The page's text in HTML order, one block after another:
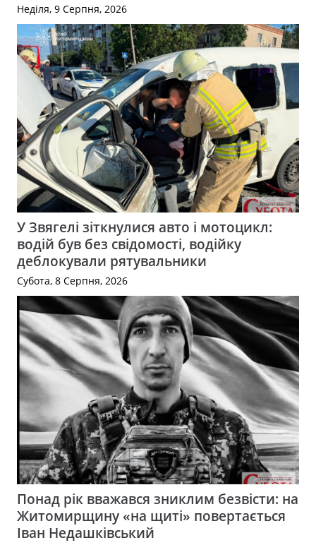
Неділя, 9 Серпня, 2026
У Звягелі зіткнулися авто і мотоцикл:
водій був без свідомості, водійку
деблокували рятувальники
Субота, 8 Серпня, 2026
Понад рік вважався зниклим безвісти: на
Житомирщину «на щиті» повертається
Іван Недашківський